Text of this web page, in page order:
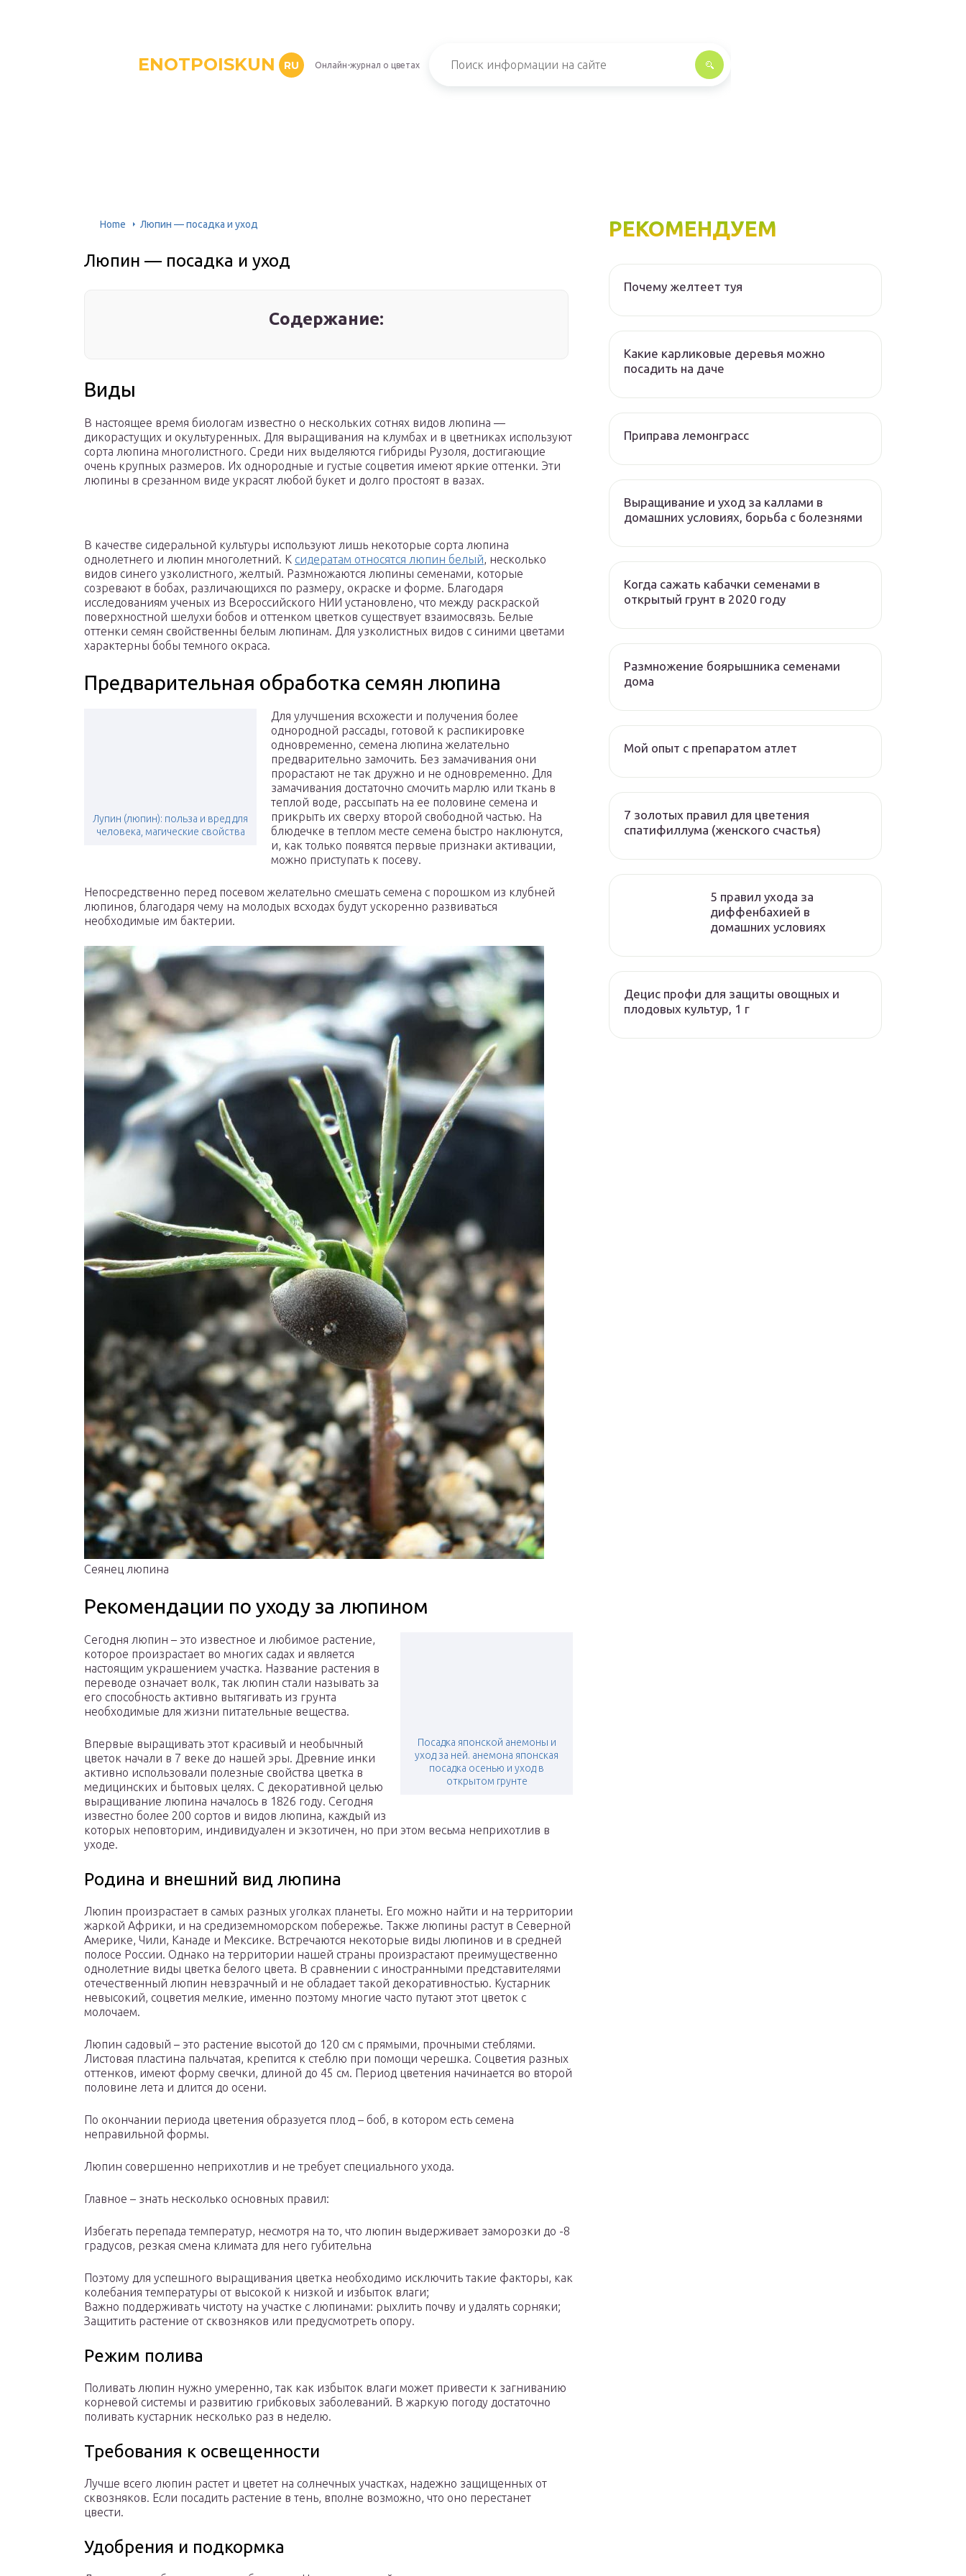
ENOTPOISKUN RU Онлайн-журнал о цветах
Home Люпин — посадка и уход
Люпин — посадка и уход
Содержание:
Виды
В настоящее время биологам известно о нескольких сотнях видов люпина —
дикорастущих и окультуренных. Для выращивания на клумбах и в цветниках используют
сорта люпина многолистного. Среди них выделяются гибриды Рузоля, достигающие
очень крупных размеров. Их однородные и густые соцветия имеют яркие оттенки. Эти
люпины в срезанном виде украсят любой букет и долго простоят в вазах.
В качестве сидеральной культуры используют лишь некоторые сорта люпина
однолетнего и люпин многолетний. К сидератам относятся люпин белый, несколько
видов синего узколистного, желтый. Размножаются люпины семенами, которые
созревают в бобах, различающихся по размеру, окраске и форме. Благодаря
исследованиям ученых из Всероссийского НИИ установлено, что между раскраской
поверхностной шелухи бобов и оттенком цветков существует взаимосвязь. Белые
оттенки семян свойственны белым люпинам. Для узколистных видов с синими цветами
характерны бобы темного окраса.
Предварительная обработка семян люпина
Лупин (люпин): польза и вред для
человека, магические свойства
Для улучшения всхожести и получения более
однородной рассады, готовой к распикировке
одновременно, семена люпина желательно
предварительно замочить. Без замачивания они
прорастают не так дружно и не одновременно. Для
замачивания достаточно смочить марлю или ткань в
теплой воде, рассыпать на ее половине семена и
прикрыть их сверху второй свободной частью. На
блюдечке в теплом месте семена быстро наклюнутся,
и, как только появятся первые признаки активации,
можно приступать к посеву.
Непосредственно перед посевом желательно смешать семена с порошком из клубней
люпинов, благодаря чему на молодых всходах будут ускоренно развиваться
необходимые им бактерии.
Сеянец люпина
Рекомендации по уходу за люпином
Посадка японской анемоны и
уход за ней. анемона японская
посадка осенью и уход в
открытом грунте
Сегодня люпин – это известное и любимое растение,
которое произрастает во многих садах и является
настоящим украшением участка. Название растения в
переводе означает волк, так люпин стали называть за
его способность активно вытягивать из грунта
необходимые для жизни питательные вещества.
Впервые выращивать этот красивый и необычный
цветок начали в 7 веке до нашей эры. Древние инки
активно использовали полезные свойства цветка в
медицинских и бытовых целях. С декоративной целью
выращивание люпина началось в 1826 году. Сегодня
известно более 200 сортов и видов люпина, каждый из
которых неповторим, индивидуален и экзотичен, но при этом весьма неприхотлив в
уходе.
Родина и внешний вид люпина
Люпин произрастает в самых разных уголках планеты. Его можно найти и на территории
жаркой Африки, и на средиземноморском побережье. Также люпины растут в Северной
Америке, Чили, Канаде и Мексике. Встречаются некоторые виды люпинов и в средней
полосе России. Однако на территории нашей страны произрастают преимущественно
однолетние виды цветка белого цвета. В сравнении с иностранными представителями
отечественный люпин невзрачный и не обладает такой декоративностью. Кустарник
невысокий, соцветия мелкие, именно поэтому многие часто путают этот цветок с
молочаем.
Люпин садовый – это растение высотой до 120 см с прямыми, прочными стеблями.
Листовая пластина пальчатая, крепится к стеблю при помощи черешка. Соцветия разных
оттенков, имеют форму свечки, длиной до 45 см. Период цветения начинается во второй
половине лета и длится до осени.
По окончании периода цветения образуется плод – боб, в котором есть семена
неправильной формы.
Люпин совершенно неприхотлив и не требует специального ухода.
Главное – знать несколько основных правил:
Избегать перепада температур, несмотря на то, что люпин выдерживает заморозки до -8
градусов, резкая смена климата для него губительна
Поэтому для успешного выращивания цветка необходимо исключить такие факторы, как
колебания температуры от высокой к низкой и избыток влаги;
Важно поддерживать чистоту на участке с люпинами: рыхлить почву и удалять сорняки;
Защитить растение от сквозняков или предусмотреть опору.
Режим полива
Поливать люпин нужно умеренно, так как избыток влаги может привести к загниванию
корневой системы и развитию грибковых заболеваний. В жаркую погоду достаточно
поливать кустарник несколько раз в неделю.
Требования к освещенности
Лучше всего люпин растет и цветет на солнечных участках, надежно защищенных от
сквозняков. Если посадить растение в тень, вполне возможно, что оно перестанет
цвести.
Удобрения и подкормка
РЕКОМЕНДУЕМ
Почему желтеет туя
Какие карликовые деревья можно
посадить на даче
Приправа лемонграсс
Выращивание и уход за каллами в
домашних условиях, борьба с болезнями
Когда сажать кабачки семенами в
открытый грунт в 2020 году
Размножение боярышника семенами
дома
Мой опыт с препаратом атлет
7 золотых правил для цветения
спатифиллума (женского счастья)
5 правил ухода за
диффенбахией в
домашних условиях
Децис профи для защиты овощных и
плодовых культур, 1 г